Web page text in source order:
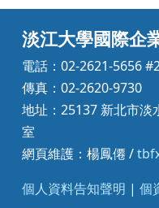
淡江大學國際企
電話：02-2621-5656
傳真：02-2620-9730
地址：25137 新北市淡
室
網頁維護：楊鳳僊 /
個人資料告知聲明 | 個